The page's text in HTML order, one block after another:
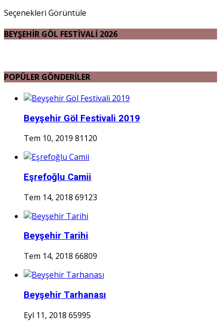
Seçenekleri Görüntüle
BEYŞEHİR GÖL FESTİVALİ 2026
POPÜLER GÖNDERİLER
Beyşehir Göl Festivali 2019
Tem 10, 2019 81120
Eşrefoğlu Camii
Tem 14, 2018 69123
Beyşehir Tarihi
Tem 14, 2018 66809
Beyşehir Tarhanası
Eyl 11, 2018 65995